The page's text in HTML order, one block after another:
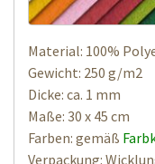
Material: 100%
Gewicht: 250 g/m2
Dicke: ca. 1 mm
Maße: 30 x 45 cm
Farben: gemäß
Verpackung: